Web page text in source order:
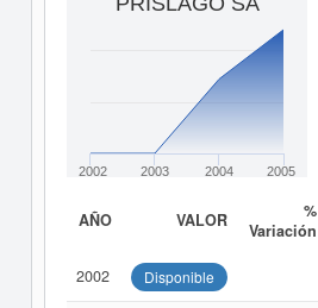
2002 2003 2004 2005
AÑO VALOR
%
Variación
2002 Disponible